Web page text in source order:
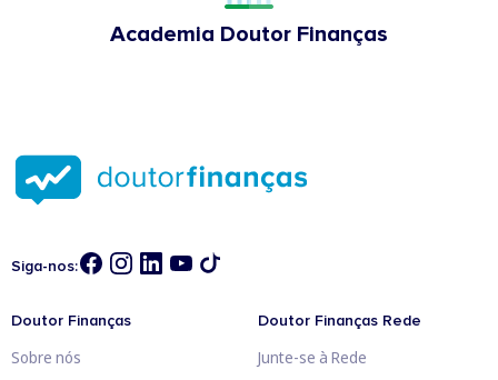
Academia Doutor Finanças
Siga-nos:
Doutor Finanças
Sobre nós
Doutor Finanças Rede
Junte-se à Rede